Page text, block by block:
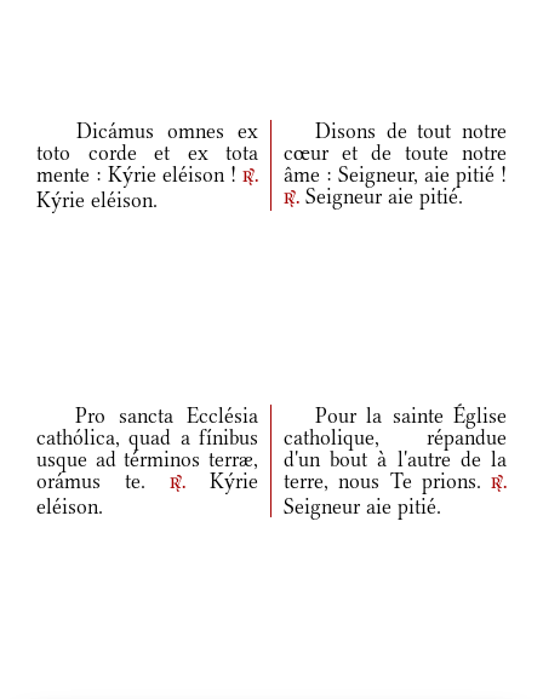
Dicámus omnes ex
toto corde et ex tota
mente : Kýrie eléison ! r.
Kýrie eléison.
Disons de tout notre
cœur et de toute notre
âme : Seigneur, aie pitié !
r. Seigneur aie pitié.
Pro sancta Ecclésia
cathólica, quad a fínibus
usque ad términos terræ,
orámus te.
r.
Kýrie
eléison.
Pour la sainte Église
catholique, répandue
d'un bout à l'autre de la
terre, nous Te prions. r.
Seigneur aie pitié.